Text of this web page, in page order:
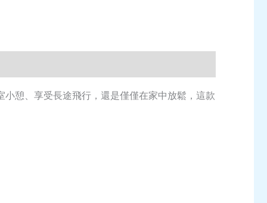
憩、享受長途飛行，還是僅僅在家中放鬆，這款